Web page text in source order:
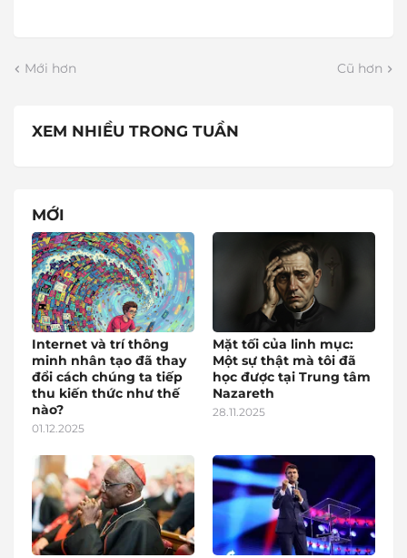
Mới hơn Cũ hơn
XEM NHIỀU TRONG TUẦN
MỚI
Internet và trí thông
minh nhân tạo đã thay
đổi cách chúng ta tiếp
thu kiến thức như thế
nào?
01.12.2025
Mặt tối của linh mục:
Một sự thật mà tôi đã
học được tại Trung tâm
Nazareth
28.11.2025